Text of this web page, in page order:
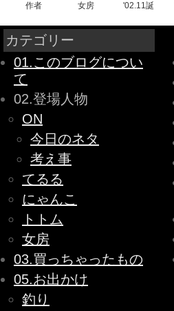
作者 女房 '02.11誕
カテゴリー
01.このブログについ
て
02.登場人物
ON
今日のネタ
考え事
てるる
にゃんこ
トトム
女房
03.買っちゃったもの
05.お出かけ
釣り